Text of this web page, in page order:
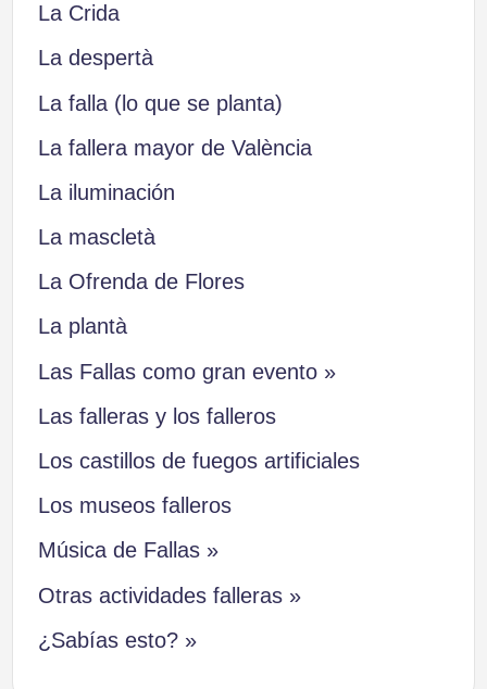
La Crida
La despertà
La falla (lo que se planta)
La fallera mayor de València
La iluminación
La mascletà
La Ofrenda de Flores
La plantà
Las Fallas como gran evento »
Las falleras y los falleros
Los castillos de fuegos artificiales
Los museos falleros
Música de Fallas »
Otras actividades falleras »
¿Sabías esto? »